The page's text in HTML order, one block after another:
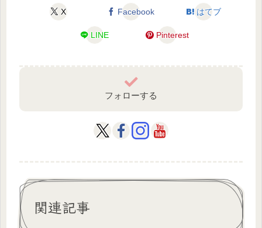
X Facebook はてブ
LINE Pinterest
フォローする
関連記事